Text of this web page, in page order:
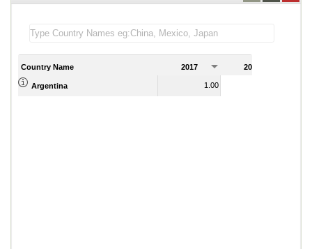
Country Name 2017 2018
Argentina 1.00